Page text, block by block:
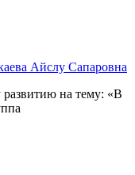
Айслу Сапаровна
развитию на тему: «В